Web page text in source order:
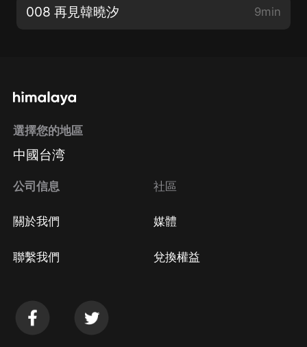
008 再見韓曉汐 9min
選擇您的地區
中國台湾
公司信息
關於我們
聯繫我們
社區
媒體
兌換權益